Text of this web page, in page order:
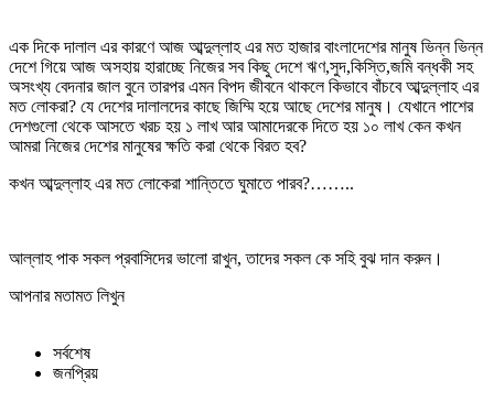
এক দিকে দালাল এর কারণে আজ আব্দুল্লাহ এর মত হাজার বাংলাদেশের মানুষ ভিন্ন ভিন্ন
দেশে গিয়ে আজ অসহায় হারাচ্ছে নিজের সব কিছু দেশে ঋণ,সুদ,কিস্তি,জমি বন্ধকী সহ
অসংখ্য বেদনার জাল বুনে তারপর এমন বিপদ জীবনে থাকলে কিভাবে বাঁচবে আব্দুল্লাহ এর
মত লোকরা? যে দেশের দালালদের কাছে জিম্মি হয়ে আছে দেশের মানুষ। যেখানে পাশের
দেশগুলো থেকে আসতে খরচ হয় ১ লাখ আর আমাদেরকে দিতে হয় ১০ লাখ কেন কখন
আমরা নিজের দেশের মানুষের ক্ষতি করা থেকে বিরত হব?
কখন আব্দুল্লাহ এর মত লোকেরা শান্তিতে ঘুমাতে পারব?……..
আল্লাহ পাক সকল প্রবাসিদের ভালো রাখুন, তাদের সকল কে সহি বুঝ দান করুন।
আপনার মতামত লিখুন
সর্বশেষ
জনপ্রিয়